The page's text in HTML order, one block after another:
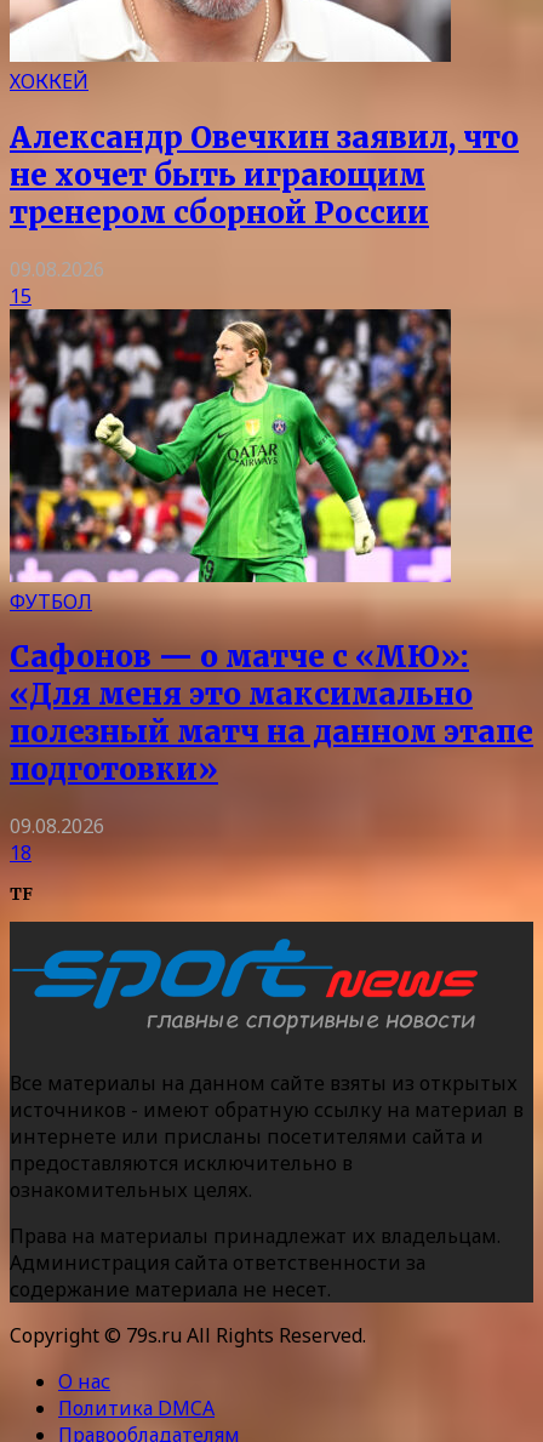
ХОККЕЙ
Александр Овечкин заявил, что
не хочет быть играющим
тренером сборной России
09.08.2026
15
ФУТБОЛ
Сафонов — о матче с «МЮ»:
«Для меня это максимально
полезный матч на данном этапе
подготовки»
09.08.2026
18
TF
Все материалы на данном сайте взяты из открытых
источников - имеют обратную ссылку на материал в
интернете или присланы посетителями сайта и
предоставляются исключительно в
ознакомительных целях.
Права на материалы принадлежат их владельцам.
Администрация сайта ответственности за
содержание материала не несет.
Copyright © 79s.ru All Rights Reserved.
О нас
Политика DMCA
Правообладателям